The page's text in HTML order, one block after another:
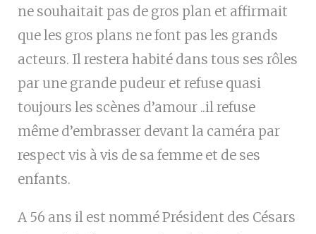
ne souhaitait pas de gros plan et affirmait
que les gros plans ne font pas les grands
acteurs. Il restera habité dans tous ses rôles
par une grande pudeur et refuse quasi
toujours les scènes d’amour ..il refuse
même d’embrasser devant la caméra par
respect vis à vis de sa femme et de ses
enfants.
A 56 ans il est nommé Président des Césars